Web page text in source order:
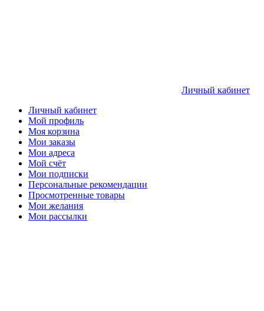
Личный кабинет
Личный кабинет
Мой профиль
Моя корзина
Мои заказы
Мои адреса
Мой счёт
Мои подписки
Персональные рекомендации
Просмотренные товары
Мои желания
Мои рассылки